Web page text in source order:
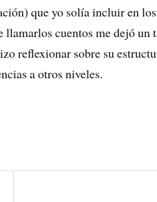
que yo solía incluir en
llamarlos cuentos me dejó un
reflexionar sobre su
a otros niveles.